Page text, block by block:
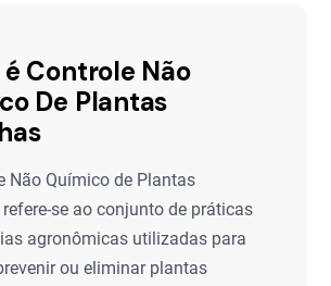
é Controle Não
De Plantas
Não Químico de Plantas
se ao conjunto de práticas
agronômicas utilizadas para
ou eliminar plantas